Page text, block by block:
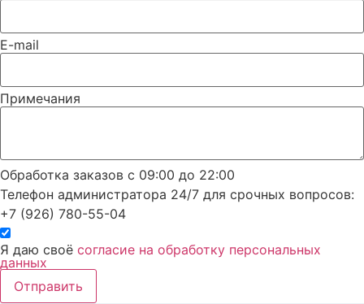
E-mail
Примечания
Обработка заказов с 09:00 до 22:00
Телефон администратора 24/7 для срочных вопросов:
+7 (926) 780-55-04
Я даю своё согласие на обработку персональных
данных
Отправить